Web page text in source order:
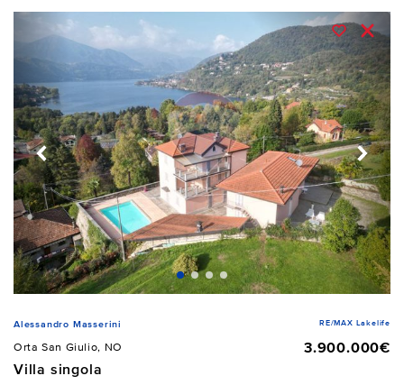
Alessandro Masserini RE/MAX Lakelife
Orta San Giulio, NO
3.900.000€
Villa singola